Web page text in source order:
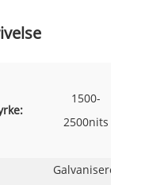
1500-
2500nits
Galvaniseret